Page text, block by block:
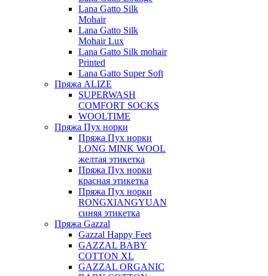
Lana Gatto Silk
Mohair
Lana Gatto Silk
Mohair Lux
Lana Gatto Silk mohair
Printed
Lana Gatto Super Soft
Пряжа ALIZE
SUPERWASH
COMFORT SOCKS
WOOLTIME
Пряжа Пух норки
Пряжа Пух норки
LONG MINK WOOL
желтая этикетка
Пряжа Пух норки
красная этикетка
Пряжа Пух норки
RONGXIANGYUAN
синяя этикетка
Пряжа Gazzal
Gazzal Happy Feet
GAZZAL BABY
COTTON XL
GAZZAL ORGANIC